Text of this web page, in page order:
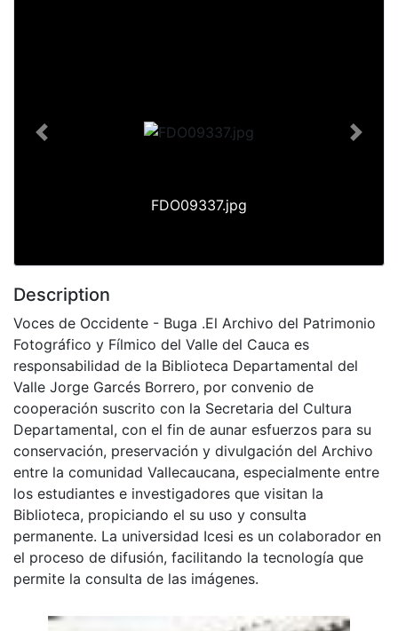
FDO09337.jpg
Previous Next
Description
Voces de Occidente - Buga .El Archivo del Patrimonio
Fotográfico y Fílmico del Valle del Cauca es
responsabilidad de la Biblioteca Departamental del
Valle Jorge Garcés Borrero, por convenio de
cooperación suscrito con la Secretaria del Cultura
Departamental, con el fin de aunar esfuerzos para su
conservación, preservación y divulgación del Archivo
entre la comunidad Vallecaucana, especialmente entre
los estudiantes e investigadores que visitan la
Biblioteca, propiciando el su uso y consulta
permanente. La universidad Icesi es un colaborador en
el proceso de difusión, facilitando la tecnología que
permite la consulta de las imágenes.